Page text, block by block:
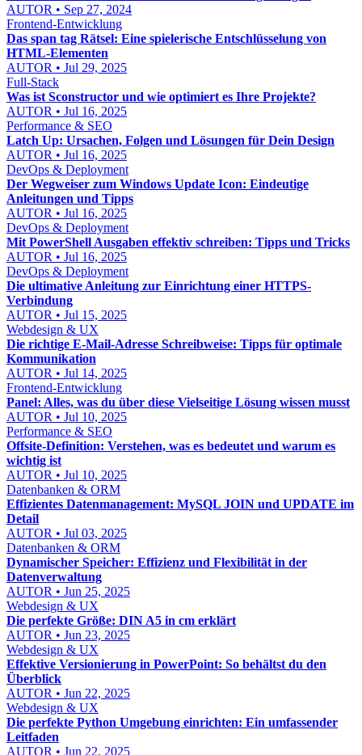
AUTOR • Sep 27, 2024
Frontend-Entwicklung
Das span tag Rätsel: Eine spielerische Entschlüsselung von
HTML-Elementen
AUTOR • Jul 29, 2025
Full-Stack
Was ist Sconstructor und wie optimiert es Ihre Projekte?
AUTOR • Jul 16, 2025
Performance & SEO
Latch Up: Ursachen, Folgen und Lösungen für Dein Design
AUTOR • Jul 16, 2025
DevOps & Deployment
Der Wegweiser zum Windows Update Icon: Eindeutige
Anleitungen und Tipps
AUTOR • Jul 16, 2025
DevOps & Deployment
Mit PowerShell Ausgaben effektiv schreiben: Tipps und Tricks
AUTOR • Jul 16, 2025
DevOps & Deployment
Die ultimative Anleitung zur Einrichtung einer HTTPS-
Verbindung
AUTOR • Jul 15, 2025
Webdesign & UX
Die richtige E-Mail-Adresse Schreibweise: Tipps für optimale
Kommunikation
AUTOR • Jul 14, 2025
Frontend-Entwicklung
Panel: Alles, was du über diese Vielseitige Lösung wissen musst
AUTOR • Jul 10, 2025
Performance & SEO
Offsite-Definition: Verstehen, was es bedeutet und warum es
wichtig ist
AUTOR • Jul 10, 2025
Datenbanken & ORM
Effizientes Datenmanagement: MySQL JOIN und UPDATE im
Detail
AUTOR • Jul 03, 2025
Datenbanken & ORM
Dynamischer Speicher: Effizienz und Flexibilität in der
Datenverwaltung
AUTOR • Jun 25, 2025
Webdesign & UX
Die perfekte Größe: DIN A5 in cm erklärt
AUTOR • Jun 23, 2025
Webdesign & UX
Effektive Versionierung in PowerPoint: So behältst du den
Überblick
AUTOR • Jun 22, 2025
Webdesign & UX
Die perfekte Python Umgebung einrichten: Ein umfassender
Leitfaden
AUTOR • Jun 22, 2025